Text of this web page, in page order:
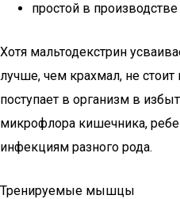
простой в
Хотя мальтодекстрин
лучше, чем крахмал, не стоит
поступает в организм в
микрофлора кишечника,
инфекциям разного рода.
Тренируемые мышцы